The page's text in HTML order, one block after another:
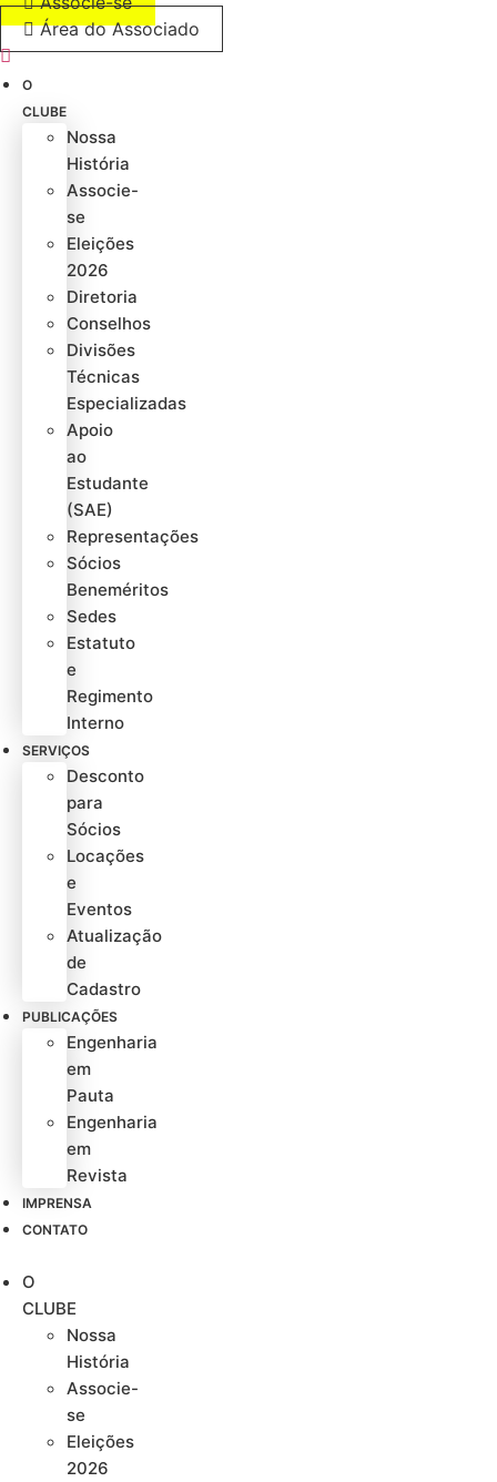
Área do Associado
O
CLUBE
Nossa
História
Associe-
se
Eleições
2026
Diretoria
Conselhos
Divisões
Técnicas
Especializadas
Apoio
ao
Estudante
(SAE)
Representações
Sócios
Beneméritos
Sedes
Estatuto
e
Regimento
Interno
SERVIÇOS
Desconto
para
Sócios
Locações
e
Eventos
Atualização
de
Cadastro
PUBLICAÇÕES
Engenharia
em
Pauta
Engenharia
em
Revista
IMPRENSA
CONTATO
O
CLUBE
Nossa
História
Associe-
se
Eleições
2026